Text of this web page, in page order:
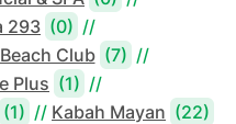
293 (0) //
Club (7) //
Plus (1) //
(1) // Kabah Mayan (22)